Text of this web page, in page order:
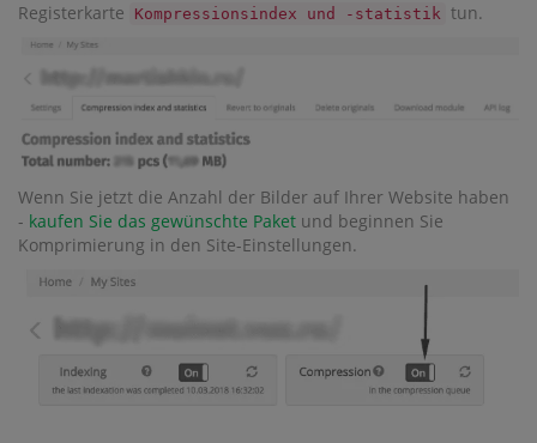
Registerkarte
Kompressionsindex und -statistik tun.
Wenn Sie jetzt die Anzahl der Bilder auf Ihrer Website haben
- kaufen Sie das gewünschte Paket und beginnen Sie
Komprimierung in den Site-Einstellungen.